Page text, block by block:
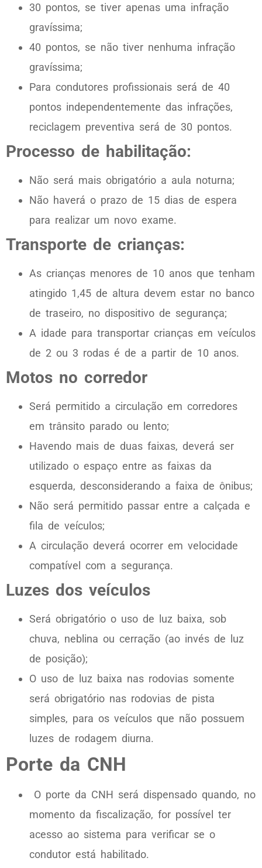
30 pontos, se tiver apenas uma infração
gravíssima;
40 pontos, se não tiver nenhuma infração
gravíssima;
Para condutores profissionais será de 40
pontos independentemente das infrações,
reciclagem preventiva será de 30 pontos.
Processo de habilitação:
Não será mais obrigatório a aula noturna;
Não haverá o prazo de 15 dias de espera
para realizar um novo exame.
Transporte de crianças:
As crianças menores de 10 anos que tenham
atingido 1,45 de altura devem estar no banco
de traseiro, no dispositivo de segurança;
A idade para transportar crianças em veículos
de 2 ou 3 rodas é de a partir de 10 anos.
Motos no corredor
Será permitido a circulação em corredores
em trânsito parado ou lento;
Havendo mais de duas faixas, deverá ser
utilizado o espaço entre as faixas da
esquerda, desconsiderando a faixa de ônibus;
Não será permitido passar entre a calçada e
fila de veículos;
A circulação deverá ocorrer em velocidade
compatível com a segurança.
Luzes dos veículos
Será obrigatório o uso de luz baixa, sob
chuva, neblina ou cerração (ao invés de luz
de posição);
O uso de luz baixa nas rodovias somente
será obrigatório nas rodovias de pista
simples, para os veículos que não possuem
luzes de rodagem diurna.
Porte da CNH
O porte da CNH será dispensado quando, no
momento da fiscalização, for possível ter
acesso ao sistema para verificar se o
condutor está habilitado.